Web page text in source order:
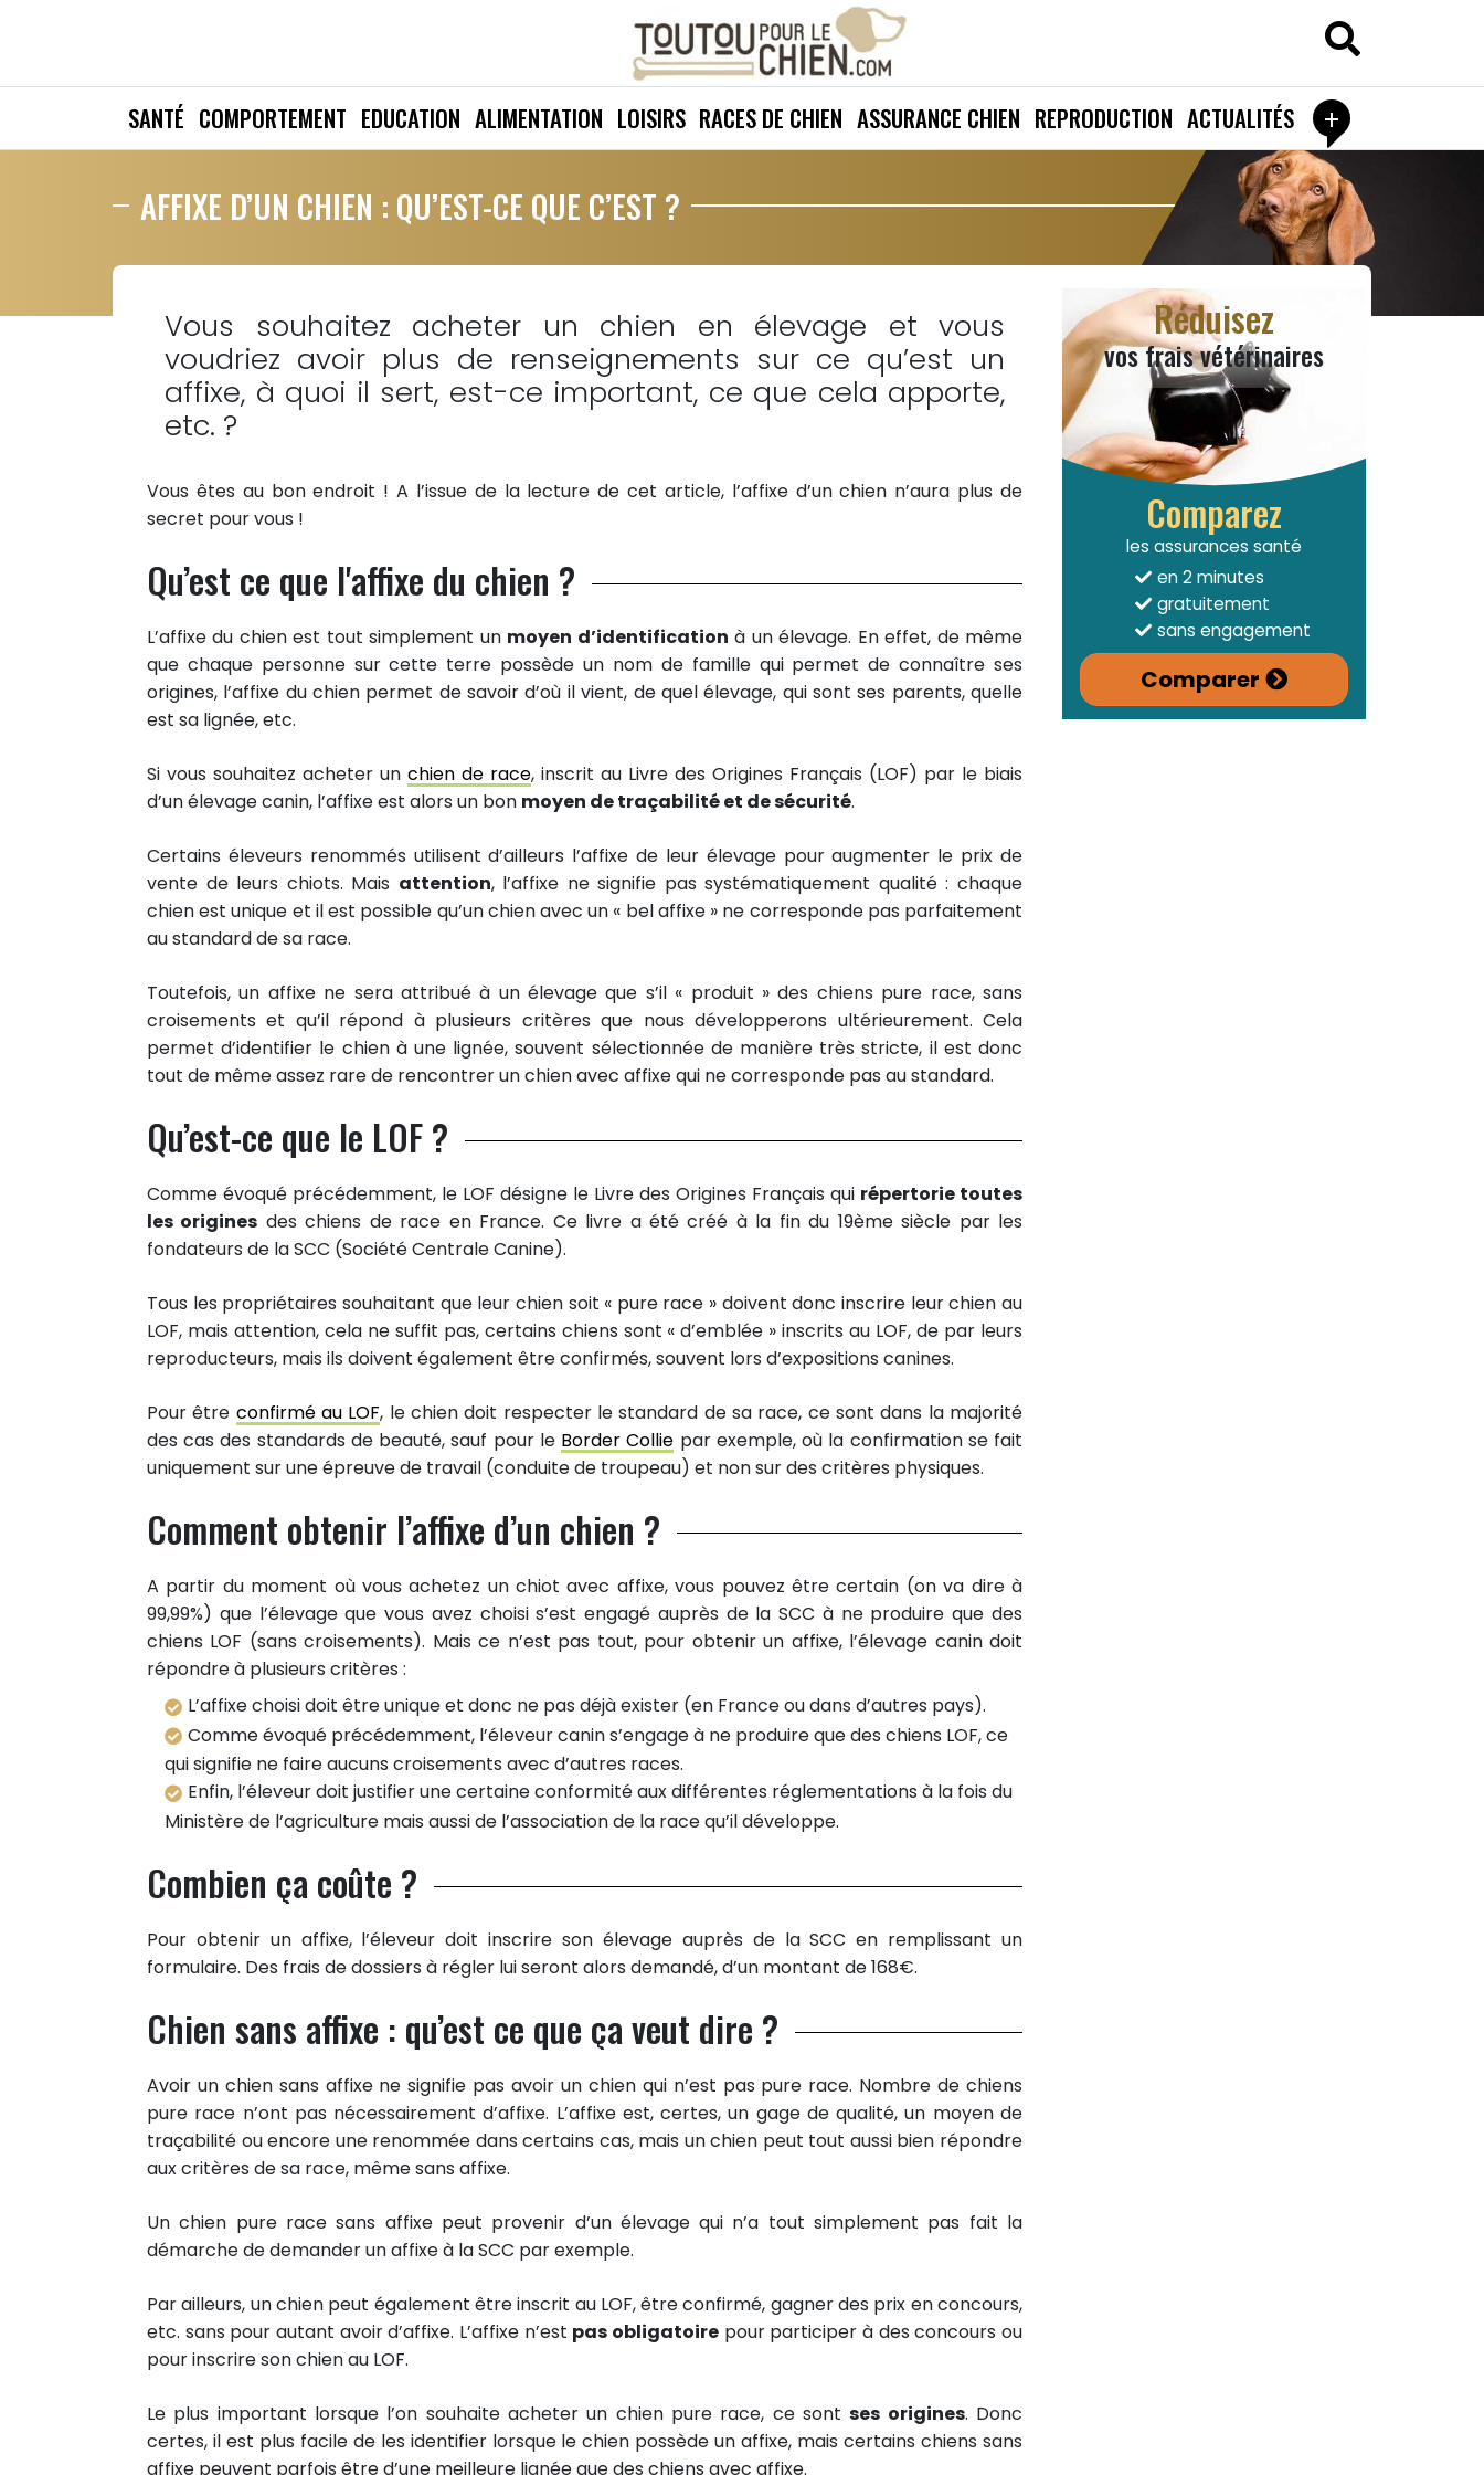
SANTÉ COMPORTEMENT EDUCATION ALIMENTATION LOISIRS RACES DE CHIEN ASSURANCE CHIEN REPRODUCTION ACTUALITÉS +
AFFIXE D’UN CHIEN : QU’EST-CE QUE C’EST ?
Vous souhaitez acheter un chien en élevage et vous
voudriez avoir plus de renseignements sur ce qu’est un
affixe, à quoi il sert, est-ce important, ce que cela apporte,
etc. ?
Partager sur facebook
Epingler sur Pinterest
Vous êtes au bon endroit ! A l’issue de la lecture de cet article, l’affixe d’un chien n’aura plus de
secret pour vous !
Qu’est ce que l'affixe du chien ?
L’affixe du chien est tout simplement un moyen d’identification à un élevage. En effet, de même
que chaque personne sur cette terre possède un nom de famille qui permet de connaître ses
origines, l’affixe du chien permet de savoir d’où il vient, de quel élevage, qui sont ses parents, quelle
est sa lignée, etc.
Si vous souhaitez acheter un chien de race, inscrit au Livre des Origines Français (LOF) par le biais
d’un élevage canin, l’affixe est alors un bon moyen de traçabilité et de sécurité.
Certains éleveurs renommés utilisent d’ailleurs l’affixe de leur élevage pour augmenter le prix de
vente de leurs chiots. Mais attention, l’affixe ne signifie pas systématiquement qualité : chaque
chien est unique et il est possible qu’un chien avec un « bel affixe » ne corresponde pas parfaitement
au standard de sa race.
Toutefois, un affixe ne sera attribué à un élevage que s’il « produit » des chiens pure race, sans
croisements et qu’il répond à plusieurs critères que nous développerons ultérieurement. Cela
permet d’identifier le chien à une lignée, souvent sélectionnée de manière très stricte, il est donc
tout de même assez rare de rencontrer un chien avec affixe qui ne corresponde pas au standard.
Qu’est-ce que le LOF ?
Comme évoqué précédemment, le LOF désigne le Livre des Origines Français qui répertorie toutes
les origines des chiens de race en France. Ce livre a été créé à la fin du 19ème siècle par les
fondateurs de la SCC (Société Centrale Canine).
Tous les propriétaires souhaitant que leur chien soit « pure race » doivent donc inscrire leur chien au
LOF, mais attention, cela ne suffit pas, certains chiens sont « d’emblée » inscrits au LOF, de par leurs
reproducteurs, mais ils doivent également être confirmés, souvent lors d’expositions canines.
Pour être confirmé au LOF, le chien doit respecter le standard de sa race, ce sont dans la majorité
des cas des standards de beauté, sauf pour le Border Collie par exemple, où la confirmation se fait
uniquement sur une épreuve de travail (conduite de troupeau) et non sur des critères physiques.
Comment obtenir l’affixe d’un chien ?
A partir du moment où vous achetez un chiot avec affixe, vous pouvez être certain (on va dire à
99,99%) que l’élevage que vous avez choisi s’est engagé auprès de la SCC à ne produire que des
chiens LOF (sans croisements). Mais ce n’est pas tout, pour obtenir un affixe, l’élevage canin doit
répondre à plusieurs critères :
L’affixe choisi doit être unique et donc ne pas déjà exister (en France ou dans d’autres pays).
Comme évoqué précédemment, l’éleveur canin s’engage à ne produire que des chiens LOF, ce
qui signifie ne faire aucuns croisements avec d’autres races.
Enfin, l’éleveur doit justifier une certaine conformité aux différentes réglementations à la fois du
Ministère de l’agriculture mais aussi de l’association de la race qu’il développe.
Combien ça coûte ?
Pour obtenir un affixe, l’éleveur doit inscrire son élevage auprès de la SCC en remplissant un
formulaire. Des frais de dossiers à régler lui seront alors demandé, d’un montant de 168€.
Chien sans affixe : qu’est ce que ça veut dire ?
Avoir un chien sans affixe ne signifie pas avoir un chien qui n’est pas pure race. Nombre de chiens
pure race n’ont pas nécessairement d’affixe. L’affixe est, certes, un gage de qualité, un moyen de
traçabilité ou encore une renommée dans certains cas, mais un chien peut tout aussi bien répondre
aux critères de sa race, même sans affixe.
Un chien pure race sans affixe peut provenir d’un élevage qui n’a tout simplement pas fait la
démarche de demander un affixe à la SCC par exemple.
Par ailleurs, un chien peut également être inscrit au LOF, être confirmé, gagner des prix en concours,
etc. sans pour autant avoir d’affixe. L’affixe n’est pas obligatoire pour participer à des concours ou
pour inscrire son chien au LOF.
Le plus important lorsque l’on souhaite acheter un chien pure race, ce sontses origines. Donc
certes, il est plus facile de les identifier lorsque le chien possède un affixe, mais certains chiens sans
affixe peuvent parfois être d’une meilleure lignée que des chiens avec affixe.
Réduisez
vos frais vétérinaires
Comparez
les assurances santé
en 2 minutes
gratuitement
sans engagement
Comparer